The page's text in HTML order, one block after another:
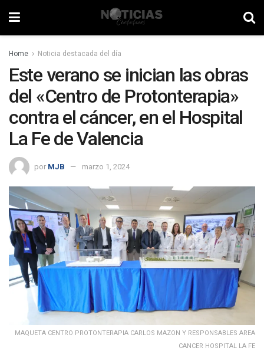
Home Noticia destacada del día
Este verano se inician las obras
del «Centro de Protonterapia»
contra el cáncer, en el Hospital
La Fe de Valencia
por MJB marzo 1, 2024
MAQUETA CENTRO PROTONTERAPIA CARLOS MAZON Y RESPONSABLES AREA
CANCER HOSPITAL LA FE